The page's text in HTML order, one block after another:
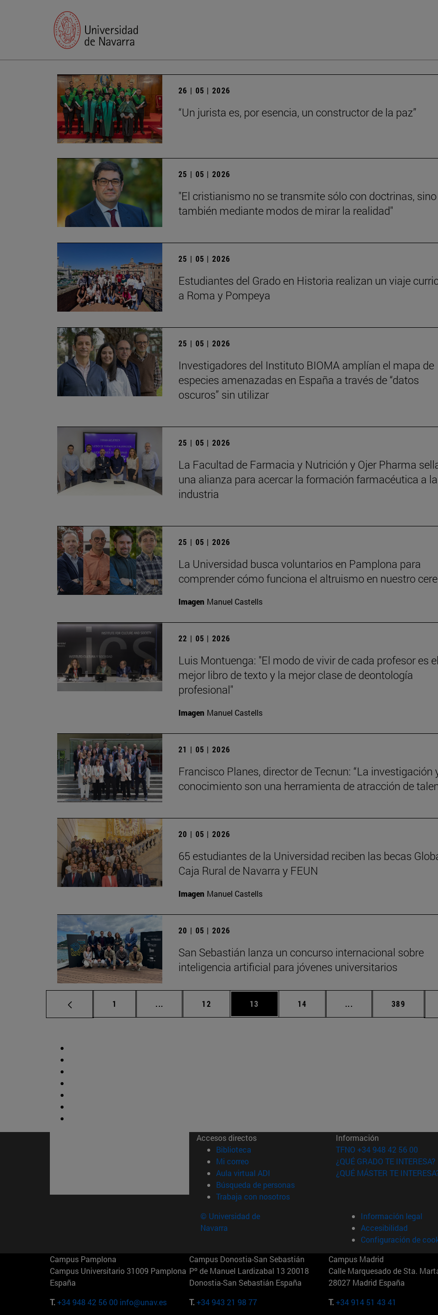
26 | 05 | 2026
“Un jurista es, por esencia, un constructor de la paz”
25 | 05 | 2026
"El cristianismo no se transmite sólo con doctrinas, sino
también mediante modos de mirar la realidad"
25 | 05 | 2026
Estudiantes del Grado en Historia realizan un viaje
a Roma y Pompeya
25 | 05 | 2026
Investigadores del Instituto BIOMA amplían el mapa de
especies amenazadas en España a través de “datos
oscuros” sin utilizar
25 | 05 | 2026
La Facultad de Farmacia y Nutrición y Ojer Pharma
una alianza para acercar la formación farmacéutica a la
industria
25 | 05 | 2026
La Universidad busca voluntarios en Pamplona para
comprender cómo funciona el altruismo en nuestro
Imagen Manuel Castells
22 | 05 | 2026
Luis Montuenga: "El modo de vivir de cada profesor es el
mejor libro de texto y la mejor clase de deontología
profesional"
Imagen Manuel Castells
21 | 05 | 2026
Francisco Planes, director de Tecnun: “La investigación
conocimiento son una herramienta de atracción de
20 | 05 | 2026
65 estudiantes de la Universidad reciben las becas
Caja Rural de Navarra y FEUN
Imagen Manuel Castells
20 | 05 | 2026
San Sebastián lanza un concurso internacional sobre
inteligencia artificial para jóvenes universitarios
Página
1 ... Páginas intermedias Use TAB para desplazarse.
Página
12 Página
13 Página
14 ... Páginas intermedias
Página
389
Accesos directos
Biblioteca (abre en nueva ventana)
Mi correo(abre en nueva ventana)
Aula virtual ADI (abre en nueva ventana)
Búsqueda de personas(abre en nueva ventana)
Trabaja con nosotros(abre en nueva ventana)
Información
TFNO +34 948 42 56 00
¿QUÉ GRADO TE INTERESA?
¿QUÉ MÁSTER TE
© Universidad de
Navarra
Información legal
Accesibilidad
Configuración de
Campus Pamplona
Campus Universitario 31009 Pamplona
España
T.+34 948 42 56 00 info@unav.es
Campus Donostia-San Sebastián
Pº de Manuel Lardizabal 13 20018
Donostia-San Sebastián España
T.+34 943 21 98 77
Campus Madrid
Calle Marquesado de Sta.
28027 Madrid España
T.+34 914 51 43 41